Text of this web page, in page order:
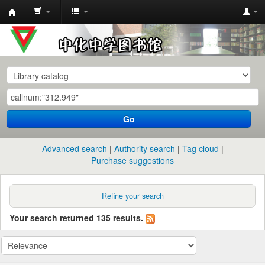
中
化
中
学
图
书
馆
目
Go
Advanced search Authority search
Tag cloud
Purchase suggestions
Refine your search
Your search returned 135 results.